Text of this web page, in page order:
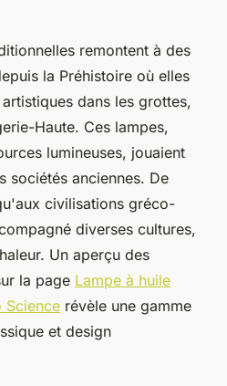
remontent à des
la Préhistoire où elles
dans les grottes,
Haute. Ces lampes,
lumineuses, jouaient
sociétés anciennes. De
civilisations gréco-
diverses cultures,
Un aperçu des
la page Lampe à huile
Science révèle une gamme
et design